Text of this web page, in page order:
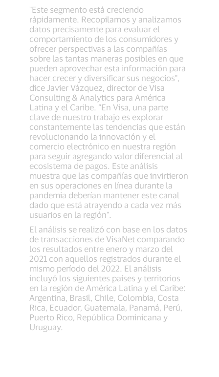
"Este segmento está creciendo
rápidamente. Recopilamos y analizamos
datos precisamente para evaluar el
comportamiento de los consumidores y
ofrecer perspectivas a las compañías
sobre las tantas maneras posibles en que
pueden aprovechar esta información para
hacer crecer y diversificar sus negocios",
dice Javier Vázquez, director de Visa
Consulting & Analytics para América
Latina y el Caribe. “En Visa, una parte
clave de nuestro trabajo es explorar
constantemente las tendencias que están
revolucionando la innovación y el
comercio electrónico en nuestra región
para seguir agregando valor diferencial al
ecosistema de pagos. Este análisis
muestra que las compañías que invirtieron
en sus operaciones en línea durante la
pandemia deberían mantener este canal
dado que está atrayendo a cada vez más
usuarios en la región".
El análisis se realizó con base en los datos
de transacciones de VisaNet comparando
los resultados entre enero y marzo del
2021 con aquellos registrados durante el
mismo período del 2022. El análisis
incluyó los siguientes países y territorios
en la región de América Latina y el Caribe:
Argentina, Brasil, Chile, Colombia, Costa
Rica, Ecuador, Guatemala, Panamá, Perú,
Puerto Rico, República Dominicana y
Uruguay.